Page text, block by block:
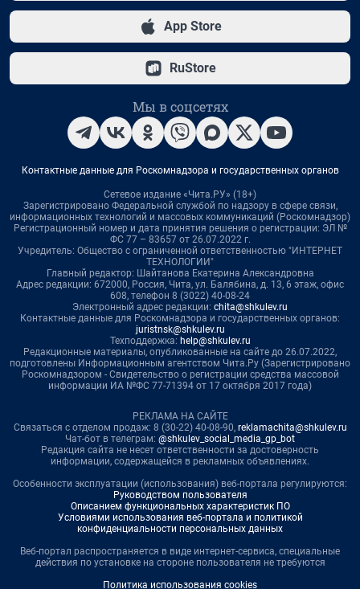
App Store
RuStore
Мы в соцсетях
Контактные данные для Роскомнадзора и государственных органов
Сетевое издание «Чита.РУ» (18+)
Зарегистрировано Федеральной службой по надзору в сфере связи,
информационных технологий и массовых коммуникаций (Роскомнадзор)
Регистрационный номер и дата принятия решения о регистрации: ЭЛ №
ФС 77 – 83657 от 26.07.2022 г.
Учредитель: Общество с ограниченной ответственностью "ИНТЕРНЕТ
ТЕХНОЛОГИИ"
Главный редактор: Шайтанова Екатерина Александровна
Адрес редакции: 672000, Россия, Чита, ул. Балябина, д. 13, 6 этаж, офис
608, телефон 8 (3022) 40-08-24
Электронный адрес редакции: chita@shkulev.ru
Контактные данные для Роскомнадзора и государственных органов:
juristnsk@shkulev.ru
Техподдержка: help@shkulev.ru
Редакционные материалы, опубликованные на сайте до 26.07.2022,
подготовлены Информационным агентством Чита.Ру (Зарегистрировано
Роскомнадзором - Свидетельство о регистрации средства массовой
информации ИА №ФС 77-71394 от 17 октября 2017 года)
РЕКЛАМА НА САЙТЕ
Связаться с отделом продаж: 8 (30-22) 40-08-90, reklamachita@shkulev.ru
Чат-бот в телеграм: @shkulev_social_media_gp_bot
Редакция сайта не несет ответственности за достоверность
информации, содержащейся в рекламных объявлениях.
Особенности эксплуатации (использования) веб-портала регулируются:
Руководством пользователя
Описанием функциональных характеристик ПО
Условиями использования веб-портала и политикой
конфиденциальности персональных данных
Веб-портал распространяется в виде интернет-сервиса, специальные
действия по установке на стороне пользователя не требуются
Политика использования cookies